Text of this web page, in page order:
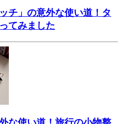
チ」の意外な使い道！タ
てみました